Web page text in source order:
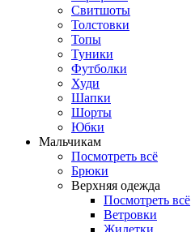
Свитшоты
Толстовки
Топы
Туники
Футболки
Худи
Шапки
Шорты
Юбки
Мальчикам
Посмотреть всё
Брюки
Верхняя одежда
Посмотреть всё
Ветровки
Жилетки